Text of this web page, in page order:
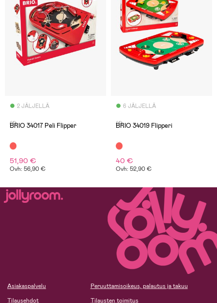
2 JÄLJELLÄ
(1)
BRIO 34017 Peli Flipper
51,90 €
Ovh: 56,90 €
6 JÄLJELLÄ
(1)
BRIO 34019 Flipperi
40 €
Ovh: 52,90 €
Asiakaspalvelu
Tilausehdot
Peruuttamisoikeus, palautus ja takuu
Tilausten toimitus